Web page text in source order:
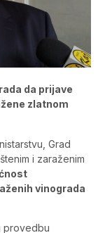
da prijave
zlatnom
Grad
i zaraženim
vinograda
provedbu